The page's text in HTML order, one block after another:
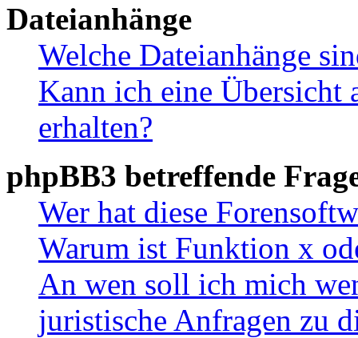
Dateianhänge
Welche Dateianhänge
Kann ich eine Übersicht
erhalten?
phpBB3 betreffende
Wer hat diese
Warum ist Funktion x
An wen soll ich mich
juristische Anfragen zu